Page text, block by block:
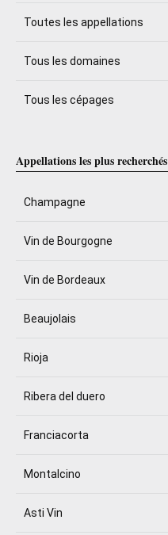
Toutes les appellations
Tous les domaines
Tous les cépages
Appellations les plus recherchés
Champagne
Vin de Bourgogne
Vin de Bordeaux
Beaujolais
Rioja
Ribera del duero
Franciacorta
Montalcino
Asti Vin